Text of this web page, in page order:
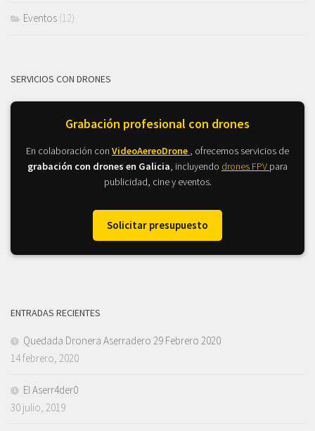
Eventos (12)
SERVICIOS CON DRONES
Grabación profesional con drones
En colaboración con VideoAereoDrone , ofrecemos servicios de
grabación con drones en Galicia, incluyendo drones FPV para
publicidad, cine y eventos.
Solicitar presupuesto
ENTRADAS RECIENTES
Quedada Dronera Aserradero 29 Febrero 2020
14 febrero, 2020
El Aserr4der0
30 julio, 2019